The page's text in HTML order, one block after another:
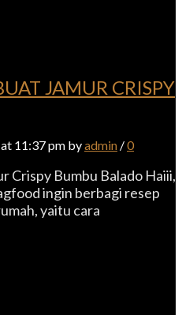
JAMUR CRISPY
11:37 pm byadmin /0
Crispy Bumbu Balado Haiii,
ingin berbagi resep
yaitu cara